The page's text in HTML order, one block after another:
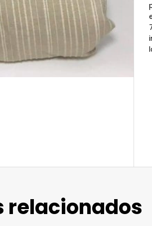
relacionados